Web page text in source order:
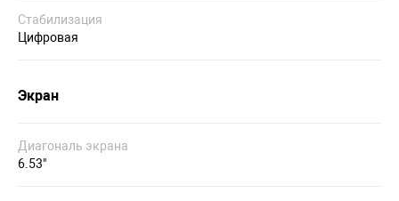
Стабилизация
Цифровая
Экран
Диагональ экрана
6.53"